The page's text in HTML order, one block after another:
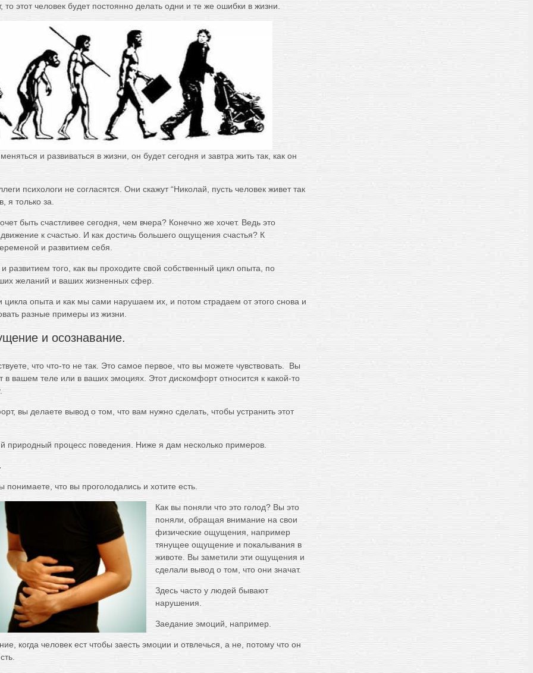
этот человек будет постоянно делать одни и те же ошибки в жизни.
и развиваться в жизни, он будет сегодня и завтра жить так, как он
психологи не согласятся. Они скажут “Николай, пусть человек живет так
я только за.
быть счастливее сегодня, чем вчера? Конечно же хочет. Ведь это
к счастью. И как достичь большего ощущения счастья? К
и развитием себя.
развитием того, как вы проходите свой собственный цикл опыта, по
желаний и ваших жизненных сфер.
опыта и как мы сами нарушаем их, и потом страдаем от этого снова и
разные примеры из жизни.
и осознавание.
что что-то не так. Это самое первое, что вы можете чувствовать. Вы
в вашем теле или в ваших эмоциях. Этот дискомфорт относится к какой-то
вы делаете вывод о том, что вам нужно сделать, чтобы устранить этот
природный процесс поведения. Ниже я дам несколько примеров.
что вы проголодались и хотите есть.
Как вы поняли что это голод? Вы это
поняли, обращая внимание на свои
физические ощущения, например
тянущее ощущение и покалывания в
животе. Вы заметили эти ощущения и
сделали вывод о том, что они значат.
Здесь часто у людей бывают
нарушения.
Заедание эмоций, например.
когда человек ест чтобы заесть эмоции и отвлечься, а не, потому что он